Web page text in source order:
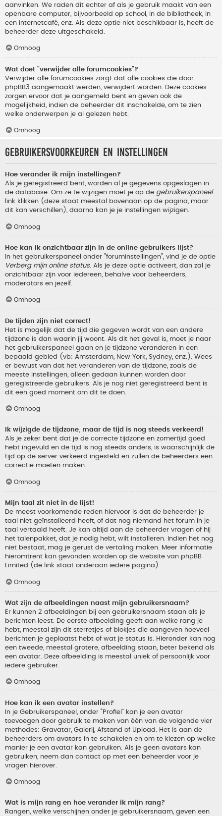
aanvinken. We raden dit echter af als je gebruik maakt van een
openbare computer, bijvoorbeeld op school, in de bibliotheek, in
een internetcafé, enz. Als deze optie niet beschikbaar is, heeft de
beheerder deze uitgeschakeld.
Omhoog
Wat doet "verwijder alle forumcookies"?
Verwijder alle forumcookies zorgt dat alle cookies die door
phpBB3 aangemaakt werden, verwijdert worden. Deze cookies
zorgen ervoor dat je aangemeld bent en geven ook de
mogelijkheid, indien de beheerder dit inschakelde, om te zien
welke onderwerpen je al gelezen hebt.
Omhoog
Gebruikersvoorkeuren en instellingen
Hoe verander ik mijn instellingen?
Als je geregistreerd bent, worden al je gegevens opgeslagen in
de database. Om ze te wijzigen moet je op de gebruikerspaneel
link klikken (deze staat meestal bovenaan op de pagina, maar
dit kan verschillen), daarna kan je je instellingen wijzigen.
Omhoog
Hoe kan ik onzichtbaar zijn in de online gebruikers lijst?
In het gebruikerspaneel onder "foruminstellingen", vind je de optie
Verberg mijn online status. Als je deze optie activeert, dan zal je
onzichtbaar zijn voor iedereen, behalve voor beheerders,
moderators en jezelf.
Omhoog
De tijden zijn niet correct!
Het is mogelijk dat de tijd die gegeven wordt van een andere
tijdzone is dan waarin jij woont. Als dit het geval is, moet je naar
het gebruikerspaneel gaan en je tijdzone veranderen in een
bepaald gebied (vb: Amsterdam, New York, Sydney, enz.). Wees
er bewust van dat het veranderen van de tijdzone, zoals de
meeste instellingen, alleen gedaan kunnen worden door
geregistreerde gebruikers. Als je nog niet geregistreerd bent is
dit een goed moment om dit te doen.
Omhoog
Ik wijzigde de tijdzone, maar de tijd is nog steeds verkeerd!
Als je zeker bent dat je de correcte tijdzone en zomertijd goed
hebt ingevuld en de tijd is nog steeds anders, is waarschijnlijk de
tijd op de server verkeerd ingesteld en zullen de beheerders een
correctie moeten maken.
Omhoog
Mijn taal zit niet in de lijst!
De meest voorkomende reden hiervoor is dat de beheerder je
taal niet geïnstalleerd heeft, of dat nog niemand het forum in je
taal vertaald heeft. Je kan altijd aan de beheerder vragen of hij
het talenpakket, dat je nodig hebt, wilt installeren. Indien het nog
niet bestaat, mag je gerust de vertaling maken. Meer informatie
hieromtrent kan gevonden worden op de website van phpBB
Limited (de link staat onderaan iedere pagina).
Omhoog
Wat zijn de afbeeldingen naast mijn gebruikersnaam?
Er kunnen 2 afbeeldingen bij een gebruikersnaam staan als je
berichten leest. De eerste afbeelding geeft aan welke rang je
hebt, meestal zijn dit sterretjes of blokjes die aangeven hoeveel
berichten je geplaatst hebt of wat je status is. Hieronder kan nog
een tweede, meestal grotere, afbeelding staan, beter bekend als
een avatar. Deze afbeelding is meestal uniek of persoonlijk voor
iedere gebruiker.
Omhoog
Hoe kan ik een avatar instellen?
In je Gebruikerspaneel, onder “Profiel” kan je een avatar
toevoegen door gebruik te maken van één van de volgende vier
methodes: Gravatar, Galerij, Afstand of Upload. Het is aan de
beheerders om avatars in te schakelen en om te kiezen op welke
manier je een avatar kan gebruiken. Als je geen avatars kan
gebruiken, neem dan contact op met een beheerder voor je
vragen hierover.
Omhoog
Wat is mijn rang en hoe verander ik mijn rang?
Rangen, welke verschijnen onder je gebruikersnaam, geven een